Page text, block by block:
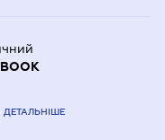
ДЕТАЛЬНІШЕ